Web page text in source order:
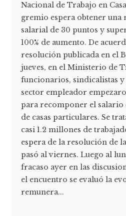
Nacional de Trabajo en
gremio espera obtener
salarial de 30 puntos y
100% de aumento. De
resolución publicada en el
jueves, en el Ministerio de
funcionarios, sindicalistas
sector empleador
para recomponer el salario
de casas particulares. Se
casi 1.2 millones de
espera de la resolución de
pasó al viernes. Luego al
fracaso ayer en las
el encuentro se evaluó la
remunera...